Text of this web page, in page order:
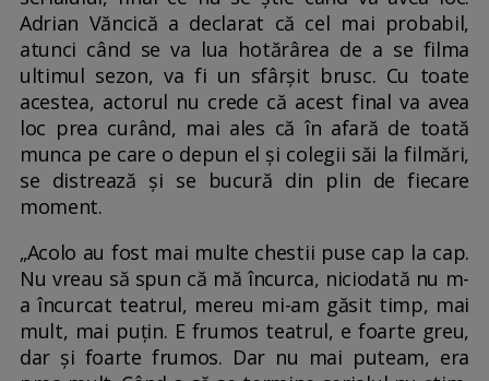
Adrian Văncică a declarat că cel mai probabil,
atunci când se va lua hotărârea de a se filma
ultimul sezon, va fi un sfârșit brusc. Cu toate
acestea, actorul nu crede că acest final va avea
loc prea curând, mai ales că în afară de toată
munca pe care o depun el și colegii săi la filmări,
se distrează și se bucură din plin de fiecare
moment.
„Acolo au fost mai multe chestii puse cap la cap.
Nu vreau să spun că mă încurca, niciodată nu m-
a încurcat teatrul, mereu mi-am găsit timp, mai
mult, mai puțin. E frumos teatrul, e foarte greu,
dar și foarte frumos. Dar nu mai puteam, era